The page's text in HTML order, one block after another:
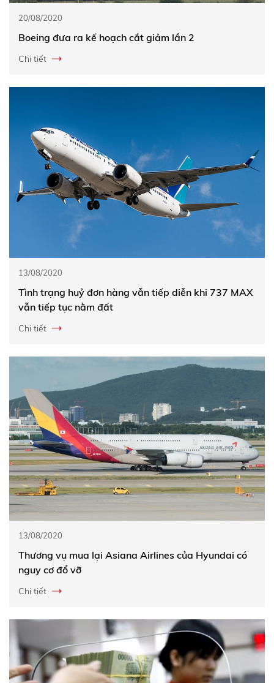
20/08/2020
Boeing đưa ra kế hoạch cắt giảm lần 2
Chi tiết
13/08/2020
Tình trạng huỷ đơn hàng vẫn tiếp diễn khi 737 MAX
vẫn tiếp tục nằm đất
Chi tiết
13/08/2020
Thương vụ mua lại Asiana Airlines của Hyundai có
nguy cơ đổ vỡ
Chi tiết